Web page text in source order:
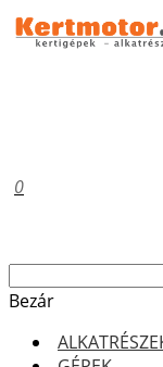
0
Bezár